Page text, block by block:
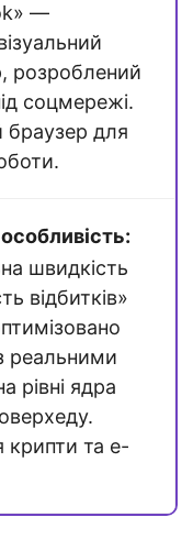
—
розроблений
соцмережі.
браузер для
швидкість
відбитків»
реальними
рівні ядра
крипти та e-